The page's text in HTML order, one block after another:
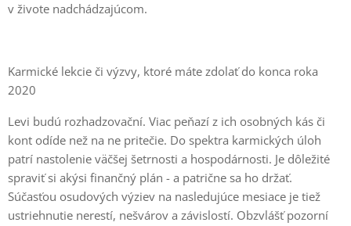
v živote nadchádzajúcom.
Karmické lekcie či výzvy, ktoré máte zdolať do konca roka
2020
Levi budú rozhadzovační. Viac peňazí z ich osobných kás či
kont odíde než na ne pritečie. Do spektra karmických úloh
patrí nastolenie väčšej šetrnosti a hospodárnosti. Je dôležité
spraviť si akýsi finančný plán - a patrične sa ho držať.
Súčasťou osudových výziev na nasledujúce mesiace je tiež
ustriehnutie nerestí, nešvárov a závislostí. Obzvlášť pozorní